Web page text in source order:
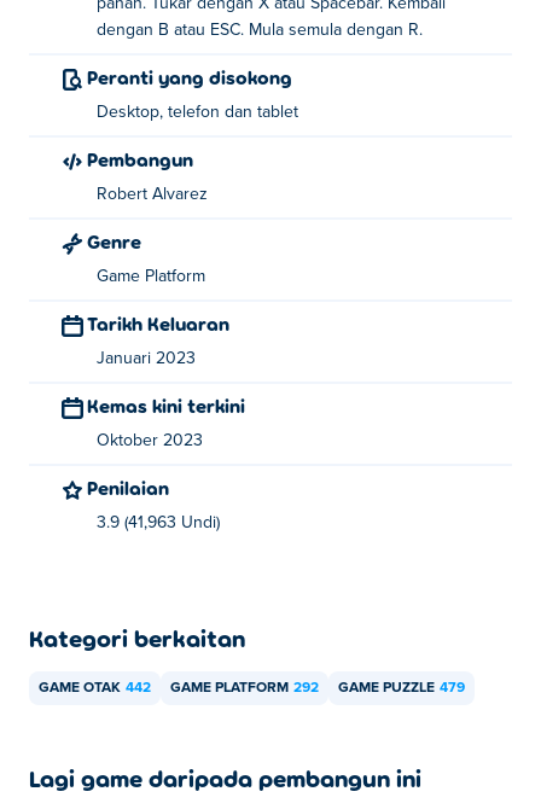
panah. Tukar dengan X atau Spacebar. Kembali
dengan B atau ESC. Mula semula dengan R.
Peranti yang disokong
Desktop, telefon dan tablet
Pembangun
Robert Alvarez
Genre
Game Platform
Tarikh Keluaran
Januari 2023
Kemas kini terkini
Oktober 2023
Penilaian
3.9 (41,963 Undi)
Kategori berkaitan
GAME OTAK 442 GAME PLATFORM 292 GAME PUZZLE 479
Lagi game daripada pembangun ini